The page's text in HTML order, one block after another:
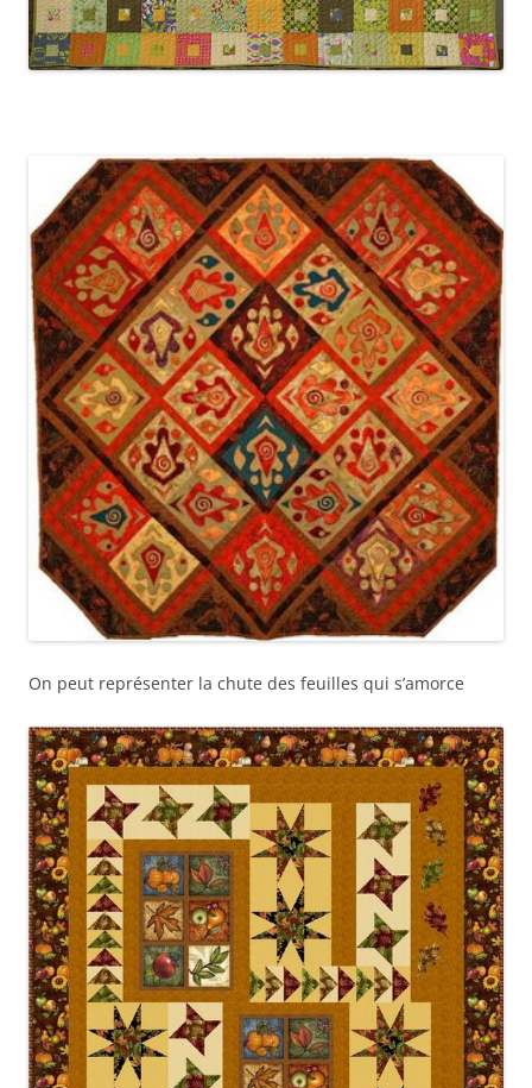
On peut représenter la chute des feuilles qui s’amorce